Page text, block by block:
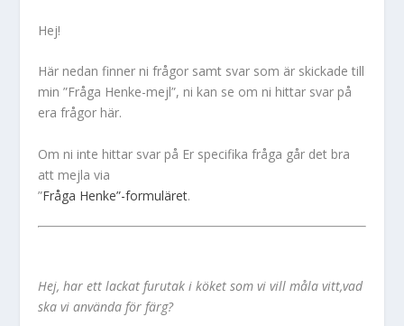
Hej!
Här nedan finner ni frågor samt svar som är skickade till
min ”Fråga Henke-mejl”, ni kan se om ni hittar svar på
era frågor här.
Om ni inte hittar svar på Er specifika fråga går det bra
att mejla via
”Fråga Henke”-formuläret.
Hej, har ett lackat furutak i köket som vi vill måla vitt,vad
ska vi använda för färg?